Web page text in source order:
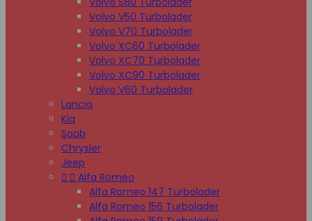
Volvo V50 Turbolader
Volvo V70 Turbolader
Volvo XC60 Turbolader
Volvo XC70 Turbolader
Volvo XC90 Turbolader
Volvo V60 Turbolader
Lancia
Kia
Saab
Chrysler
Jeep
  Alfa Romeo
Alfa Romeo 147 Turbolader
Alfa Romeo 156 Turbolader